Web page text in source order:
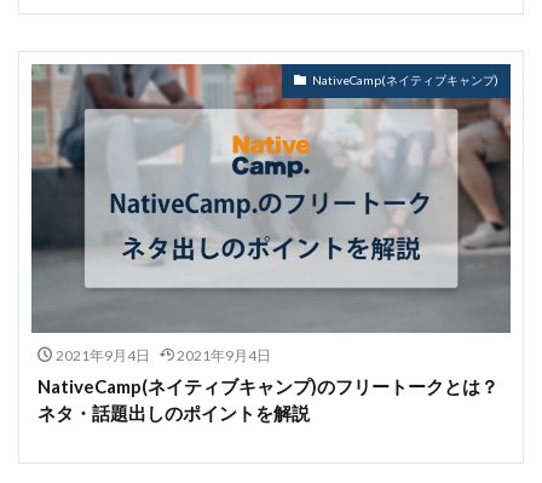
NativeCamp(ネイティブキャンプ)
2021年9月4日 2021年9月4日
NativeCamp(ネイティブキャンプ)のフリートークとは？
ネタ・話題出しのポイントを解説